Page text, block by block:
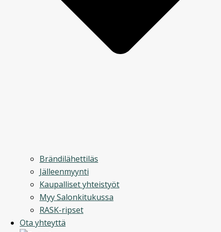
Brändilähettiläs
Jälleenmyynti
Kaupalliset yhteistyöt
Myy Salonkitukussa
RASK-ripset
Ota yhteyttä